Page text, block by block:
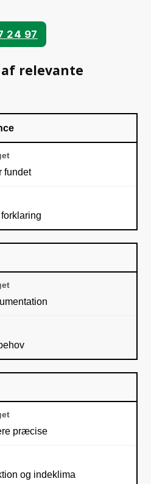
24 97
relevante
fundet
præcise
og indeklima